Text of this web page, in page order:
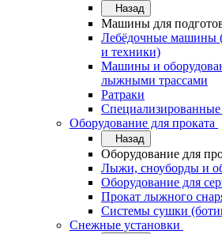
Назад
Машины для
Лебёдочные машины
и техники)
Машины и
лыжными трассами
Ратраки
Оборудование для проката
Назад
Оборудование для
Лыжи, сноуборды и
Оборудование для
Прокат лыжного
Системы сушки
Снежные установки